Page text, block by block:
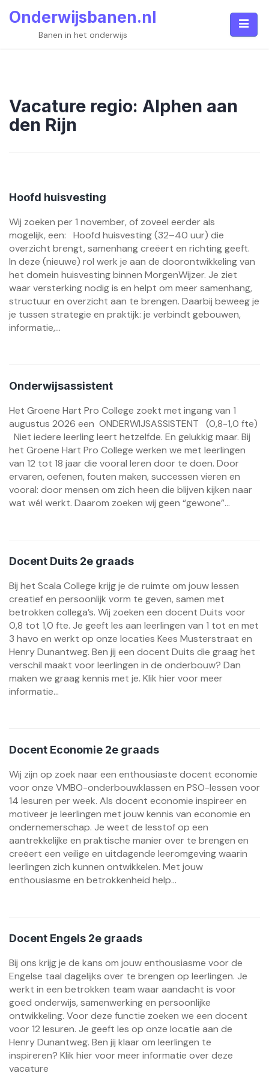
Onderwijsbanen.nl
Banen in het onderwijs
Vacature regio: Alphen aan
den Rijn
Hoofd huisvesting
Wij zoeken per 1 november, of zoveel eerder als
mogelijk, een: Hoofd huisvesting (32–40 uur) die
overzicht brengt, samenhang creëert en richting geeft.
In deze (nieuwe) rol werk je aan de doorontwikkeling van
het domein huisvesting binnen MorgenWijzer. Je ziet
waar versterking nodig is en helpt om meer samenhang,
structuur en overzicht aan te brengen. Daarbij beweeg je
je tussen strategie en praktijk: je verbindt gebouwen,
informatie,...
Onderwijsassistent
Het Groene Hart Pro College zoekt met ingang van 1
augustus 2026 een ONDERWIJSASSISTENT (0,8-1,0 fte)
Niet iedere leerling leert hetzelfde. En gelukkig maar. Bij
het Groene Hart Pro College werken we met leerlingen
van 12 tot 18 jaar die vooral leren door te doen. Door
ervaren, oefenen, fouten maken, successen vieren en
vooral: door mensen om zich heen die blijven kijken naar
wat wél werkt. Daarom zoeken wij geen “gewone”...
Docent Duits 2e graads
Bij het Scala College krijg je de ruimte om jouw lessen
creatief en persoonlijk vorm te geven, samen met
betrokken collega’s. Wij zoeken een docent Duits voor
0,8 tot 1,0 fte. Je geeft les aan leerlingen van 1 tot en met
3 havo en werkt op onze locaties Kees Musterstraat en
Henry Dunantweg. Ben jij een docent Duits die graag het
verschil maakt voor leerlingen in de onderbouw? Dan
maken we graag kennis met je. Klik hier voor meer
informatie...
Docent Economie 2e graads
Wij zijn op zoek naar een enthousiaste docent economie
voor onze VMBO-onderbouwklassen en PSO-lessen voor
14 lesuren per week. Als docent economie inspireer en
motiveer je leerlingen met jouw kennis van economie en
ondernemerschap. Je weet de lesstof op een
aantrekkelijke en praktische manier over te brengen en
creëert een veilige en uitdagende leeromgeving waarin
leerlingen zich kunnen ontwikkelen. Met jouw
enthousiasme en betrokkenheid help...
Docent Engels 2e graads
Bij ons krijg je de kans om jouw enthousiasme voor de
Engelse taal dagelijks over te brengen op leerlingen. Je
werkt in een betrokken team waar aandacht is voor
goed onderwijs, samenwerking en persoonlijke
ontwikkeling. Voor deze functie zoeken we een docent
voor 12 lesuren. Je geeft les op onze locatie aan de
Henry Dunantweg. Ben jij klaar om leerlingen te
inspireren? Klik hier voor meer informatie over deze
vacature